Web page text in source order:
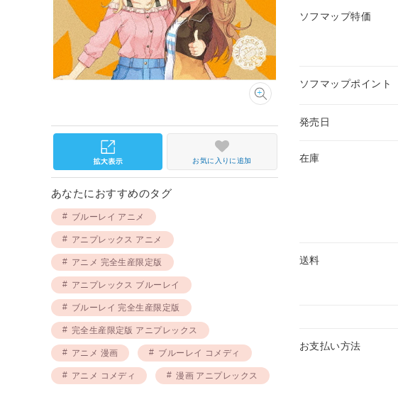
ソフマップ特価
ソフマップポイント
発売日
在庫
送料
お支払い方法
お気に入りに追加
あなたにおすすめのタグ
ブルーレイ アニメ
アニプレックス アニメ
アニメ 完全生産限定版
アニプレックス ブルーレイ
ブルーレイ 完全生産限定版
完全生産限定版 アニプレックス
アニメ 漫画 ブルーレイ コメディ
アニメ コメディ 漫画 アニプレックス